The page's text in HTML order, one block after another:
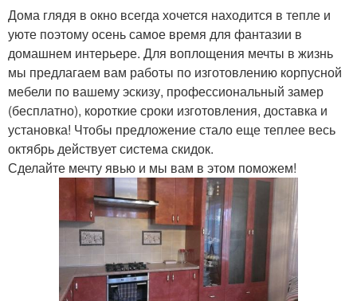
Дома глядя в окно всегда хочется находится в тепле и
уюте поэтому осень самое время для фантазии в
домашнем интерьере. Для воплощения мечты в жизнь
мы предлагаем вам работы по изготовлению корпусной
мебели по вашему эскизу, профессиональный замер
(бесплатно), короткие сроки изготовления, доставка и
установка! Чтобы предложение стало еще теплее весь
октябрь действует система скидок.
Сделайте мечту явью и мы вам в этом поможем!